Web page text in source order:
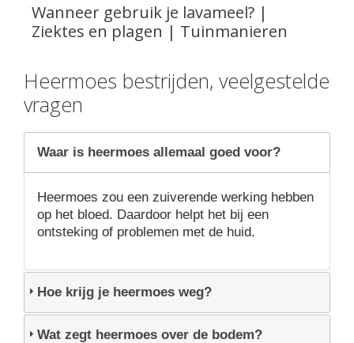
Wanneer gebruik je lavameel? |
Ziektes en plagen | Tuinmanieren
Heermoes bestrijden, veelgestelde
vragen
Waar is heermoes allemaal goed voor?
Heermoes zou een zuiverende werking hebben
op het bloed. Daardoor helpt het bij een
ontsteking of problemen met de huid.
Hoe krijg je heermoes weg?
Wat zegt heermoes over de bodem?